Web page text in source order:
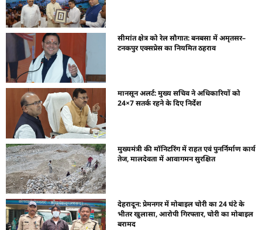
सीमांत क्षेत्र को रेल सौगात: बनबसा में अमृतसर–
टनकपुर एक्सप्रेस का नियमित ठहराव
मानसून अलर्ट: मुख्य सचिव ने अधिकारियों को
24×7 सतर्क रहने के दिए निर्देश
मुख्यमंत्री की मॉनिटरिंग में राहत एवं पुनर्निर्माण कार्य
तेज, मालदेवता में आवागमन सुरक्षित
देहरादून: प्रेमनगर में मोबाइल चोरी का 24 घंटे के
भीतर खुलासा, आरोपी गिरफ्तार, चोरी का मोबाइल
बरामद